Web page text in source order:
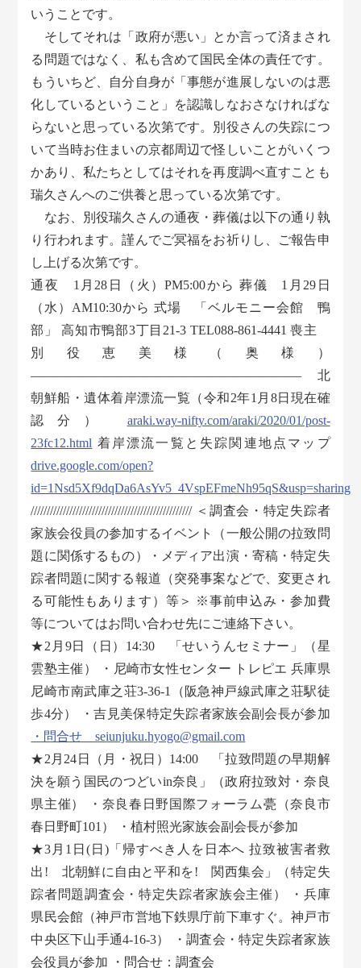
いうことです。
そしてそれは「政府が悪い」とか言って済まされ
る問題ではなく、私も含めて国民全体の責任です。
もういちど、自分自身が「事態が進展しないのは悪
化しているということ」を認識しなおさなければな
らないと思っている次第です。別役さんの失踪につ
いて当時お住まいの京都周辺で怪しいことがいくつ
かあり、私たちとしてはそれを再度調べ直すことも
瑞久さんへのご供養と思っている次第です。
なお、別役瑞久さんの通夜・葬儀は以下の通り執
り行われます。謹んでご冥福をお祈りし、ご報告申
し上げる次第です。
通夜 1月28日（火）PM5:00から 葬儀 1月29日
（水）AM10:30から 式場 「ベルモニー会館 鴨
部」 高知市鴨部3丁目21-3 TEL088-861-4441 喪主
別役恵美様（奥様）
————————————————————— 北
朝鮮船・遺体着岸漂流一覧（令和2年1月8日現在確
認分） araki.way-nifty.com/araki/2020/01/post-
23fc12.html 着岸漂流一覧と失踪関連地点マップ
drive.google.com/open?
id=1Nsd5Xf9dqDa6AsYv5_4VspEFmeNh95qS&usp=sharing
////////////////////////////////////////////////// ＜調査会・特定失踪者
家族会役員の参加するイベント（一般公開の拉致問
題に関係するもの）・メディア出演・寄稿・特定失
踪者問題に関する報道（突発事案などで、変更され
る可能性もあります）等＞ ※事前申込み・参加費
等についてはお問い合わせ先にご連絡下さい。
★2月9日（日）14:30 「せいうんセミナー」（星
雲塾主催） ・尼崎市女性センター トレピエ 兵庫県
尼崎市南武庫之荘3-36-1（阪急神戸線武庫之荘駅徒
歩4分） ・吉見美保特定失踪者家族会副会長が参加
・問合せ seiunjuku.hyogo@gmail.com
★2月24日（月・祝日）14:00 「拉致問題の早期解
決を願う国民のつどいin奈良」（政府拉致対・奈良
県主催） ・奈良春日野国際フォーラム甍（奈良市
春日野町101） ・植村照光家族会副会長が参加
★3月1日(日)「帰すべき人を日本へ 拉致被害者救
出! 北朝鮮に自由と平和を! 関西集会」（特定失
踪者問題調査会・特定失踪者家族会主催） ・兵庫
県民会館（神戸市営地下鉄県庁前下車すぐ。神戸市
中央区下山手通4-16-3） ・調査会・特定失踪者家族
会役員が参加 ・問合せ：調査会